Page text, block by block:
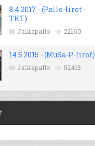
8.4.2017 - (Pallo-Iirot -
TKT)
Jalkapallo 22160
14.5.2015 - (MuSa-P-Iirot)
Jalkapallo 52413